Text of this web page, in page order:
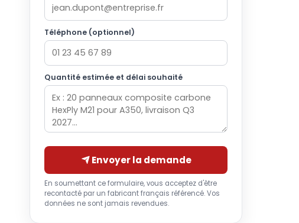
Téléphone (optionnel)
Quantité estimée et délai souhaité
Envoyer la demande
En soumettant ce formulaire, vous acceptez d'être
recontacté par un fabricant français référencé. Vos
données ne sont jamais revendues.